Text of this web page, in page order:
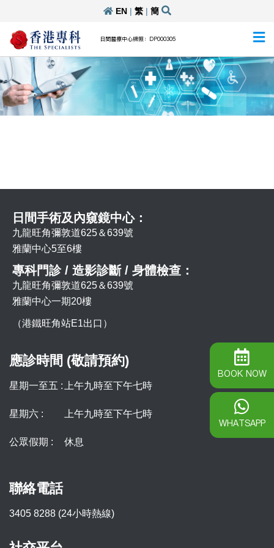
EN| 繁| 簡
日間醫療中心牌照：DP000305
日間手術及內窺鏡中心：
九龍旺角彌敦道625＆639號
雅蘭中心5至6樓
專科門診 / 造影診斷 / 身體檢查：
九龍旺角彌敦道625＆639號
雅蘭中心一期20樓
（港鐵旺角站E1出口）
應診時間 (敬請預約)
星期一至五 : 上午九時至下午七時
星期六 : 上午九時至下午七時
公眾假期 : 休息
聯絡電話
3405 8288 (24小時熱線)
BOOK NOW
WHATSAPP